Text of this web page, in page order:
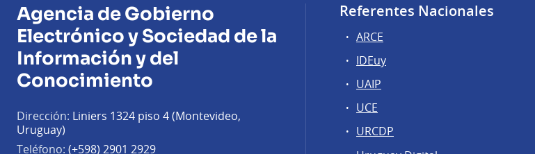
Agencia de Gobierno
Electrónico y Sociedad de la
Información y del
Conocimiento
Dirección: Liniers 1324 piso 4 (Montevideo,
Uruguay)
Teléfono: (+598) 2901 2929
Referentes Nacionales
ARCE
IDEuy
UAIP
UCE
URCDP